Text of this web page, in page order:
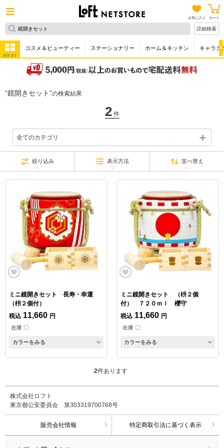
お気に入り カート
詳細検索
カテゴリ
コスメ＆ビューティー ステーショナリー ホーム＆キッチン キャラク
鏡開きセット の検索結果
2件
全てのカテゴリ
絞り込み 表示方法 並べ替え
ミニ鏡開きセット 長寿・幸運
（枡２個付）
税込 11,660 円
在庫 〇
カラーをみる
ミニ鏡開きセット （枡２個
付） ７２０ｍｌ 櫻守
税込 11,660 円
在庫 〇
カラーをみる
2件あります
株式会社ロフト
東京都公安委員会 第303319700768号
販売会社情報 特定商取引法に基づく表示